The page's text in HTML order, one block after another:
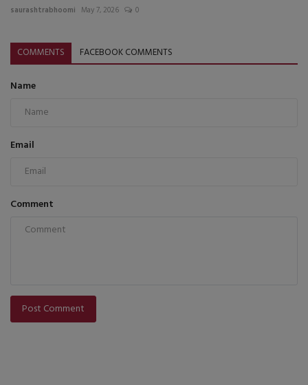
saurashtrabhoomi May 7, 2026 0
COMMENTS FACEBOOK COMMENTS
Name
Email
Comment
Post Comment